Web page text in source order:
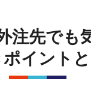
注先でも
イント